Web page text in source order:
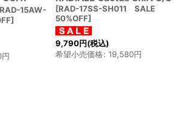
RAD-15AW-
]
円
[RAD-17SS-SH011 SALE
50%OFF]
9,790円(税込)
希望小売価格: 19,580円